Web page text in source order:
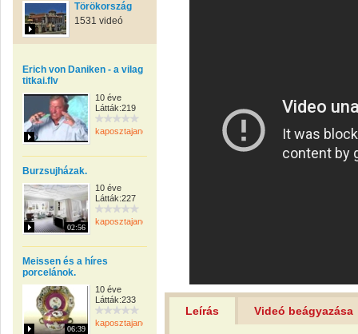
Törökország
1531 videó
Erich von Daniken - a vilag
titkai.flv
10 éve
Látták:219
kaposztajanos
Burzsujházak.
02:56
10 éve
Látták:227
kaposztajanos
Meissen és a híres
porcelánok.
06:39
10 éve
Látták:233
kaposztajanos
Leírás Videó beágyazása